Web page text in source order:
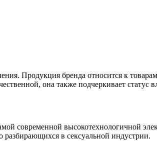
Продукция бренда относится к
она также подчеркивает статус
современной высокотехнологичной
разбирающихся в сексуальной индустрии.